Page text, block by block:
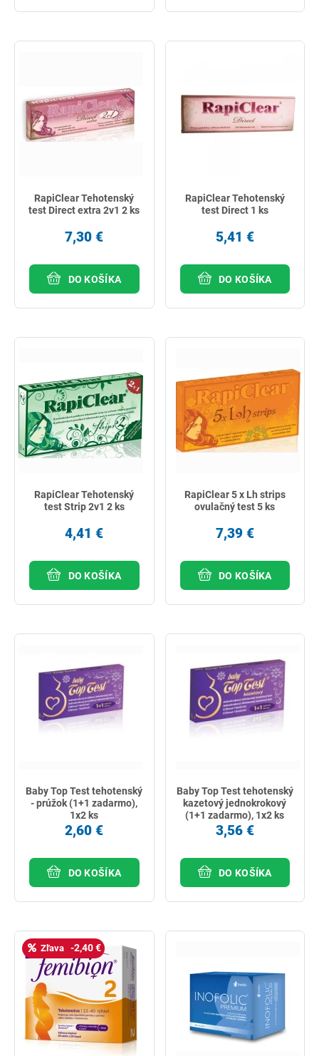
RapiClear Tehotenský
test Direct extra 2v1 2 ks
7,30 €
DO KOŠÍKA
RapiClear Tehotenský
test Direct 1 ks
5,41 €
DO KOŠÍKA
RapiClear Tehotenský
test Strip 2v1 2 ks
4,41 €
DO KOŠÍKA
RapiClear 5 x Lh strips
ovulačný test 5 ks
7,39 €
DO KOŠÍKA
Baby Top Test tehotenský
- prúžok (1+1 zadarmo),
1x2 ks
2,60 €
DO KOŠÍKA
Baby Top Test tehotenský
kazetový jednokrokový
(1+1 zadarmo), 1x2 ks
3,56 €
DO KOŠÍKA
Zľava -2,40 €